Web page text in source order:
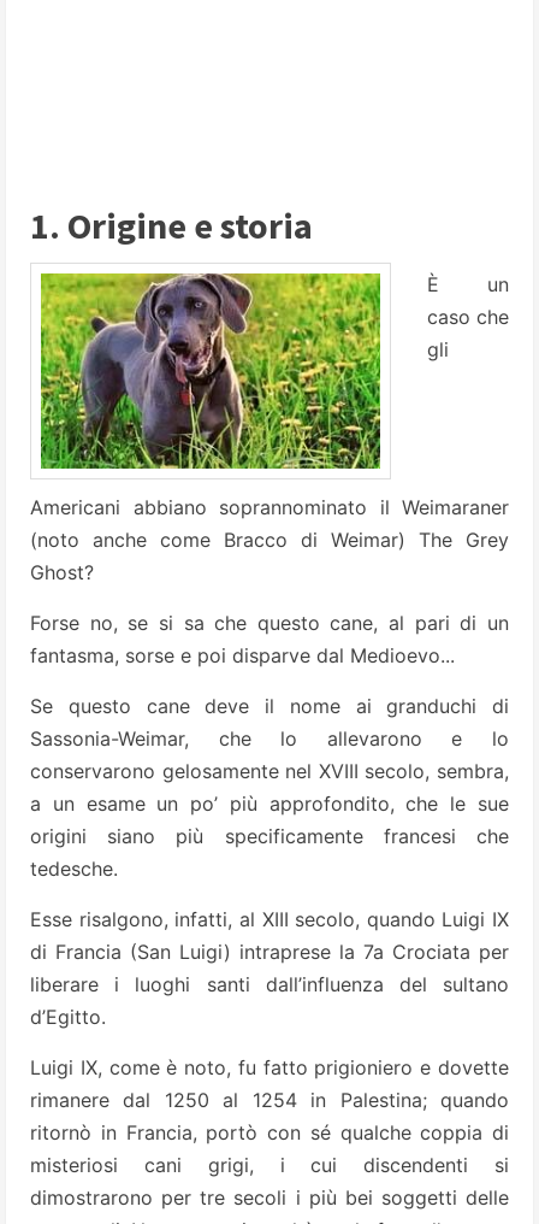
1. Origine e storia
È un
caso che
gli
Americani abbiano soprannominato il Weimaraner
(noto anche come Bracco di Weimar) The Grey
Ghost?
Forse no, se si sa che questo cane, al pari di un
fantasma, sorse e poi disparve dal Medioevo...
Se questo cane deve il nome ai granduchi di
Sassonia-Weimar, che lo allevarono e lo
conservarono gelosamente nel XVIII secolo, sembra,
a un esame un po’ più approfondito, che le sue
origini siano più specificamente francesi che
tedesche.
Esse risalgono, infatti, al XIII secolo, quando Luigi IX
di Francia (San Luigi) intraprese la 7a Crociata per
liberare i luoghi santi dall’influenza del sultano
d’Egitto.
Luigi IX, come è noto, fu fatto prigioniero e dovette
rimanere dal 1250 al 1254 in Palestina; quando
ritornò in Francia, portò con sé qualche coppia di
misteriosi cani grigi, i cui discendenti si
dimostrarono per tre secoli i più bei soggetti delle